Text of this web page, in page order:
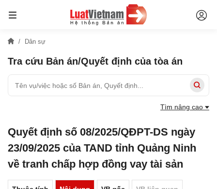
Dân sự
Tra cứu Bản án/Quyết định của tòa án
Tìm nâng cao
Quyết định số 08/2025/QĐPT-DS ngày
23/09/2025 của TAND tỉnh Quảng Ninh
về tranh chấp hợp đồng vay tài sản